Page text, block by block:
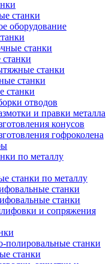
станки
оборудование
станки
станки
станки
станки
отводов
и правки металла
конусов
гофроколена
по металлу
станки по металлу
станки
станки
и сопряжения
станки
станки